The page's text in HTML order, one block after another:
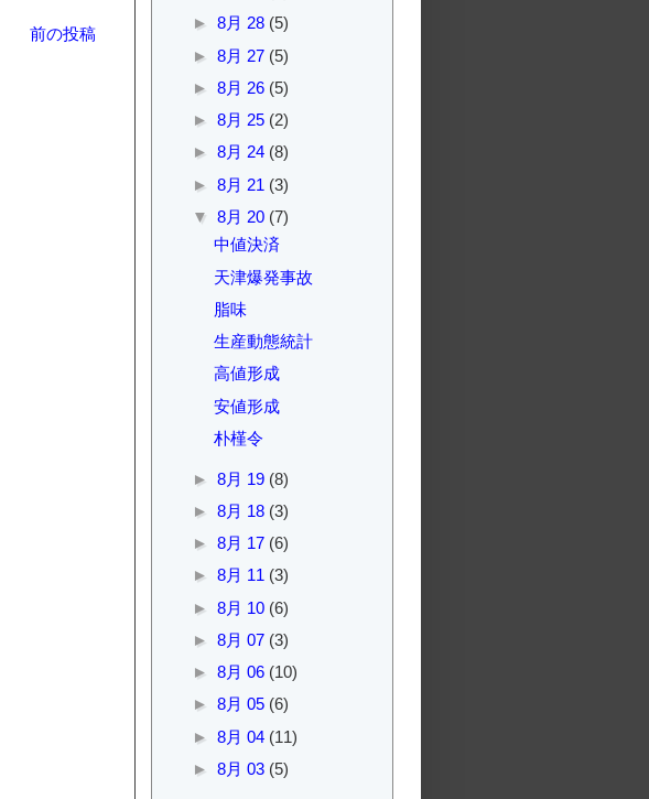
前の投稿
► 8月 28 (5)
► 8月 27 (5)
► 8月 26 (5)
► 8月 25 (2)
► 8月 24 (8)
► 8月 21 (3)
▼ 8月 20 (7)
中値決済
天津爆発事故
脂味
生産動態統計
高値形成
安値形成
朴槿令
► 8月 19 (8)
► 8月 18 (3)
► 8月 17 (6)
► 8月 11 (3)
► 8月 10 (6)
► 8月 07 (3)
► 8月 06 (10)
► 8月 05 (6)
► 8月 04 (11)
► 8月 03 (5)